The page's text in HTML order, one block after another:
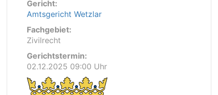
Gericht:
Amtsgericht Wetzlar
Fachgebiet:
Zivilrecht
Gerichtstermin:
02.12.2025 09:00 Uhr